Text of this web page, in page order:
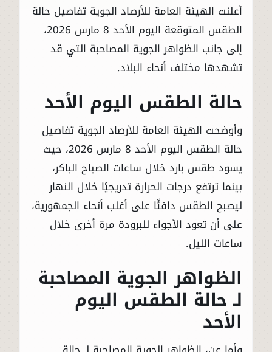
أعلنت الهيئة العامة للأرصاد الجوية تفاصيل حالة
الطقس المتوقعة اليوم الأحد 8 مارس 2026،
إلى جانب الظواهر الجوية المصاحبة التي قد
تشهدها مختلف أنحاء البلاد.
حالة الطقس اليوم الأحد
وأوضحت الهيئة العامة للأرصاد الجوية تفاصيل
حالة الطقس اليوم الأحد 8 مارس 2026، حيث
يسود طقس بارد خلال ساعات الصباح الباكر،
بينما ترتفع درجات الحرارة تدريجيًا خلال النهار
ليصبح الطقس دافئًا على أغلب أنحاء الجمهورية،
على أن تعود الأجواء للبرودة مرة أخرى خلال
ساعات الليل.
الظواهر الجوية المصاحبة
لـ حالة الطقس اليوم
الأحد